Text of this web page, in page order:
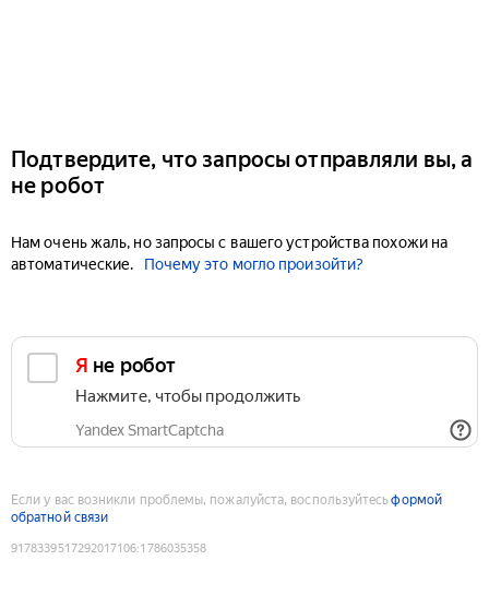
Подтвердите, что запросы отправляли вы, а
не робот
Нам очень жаль, но запросы с вашего устройства похожи на
автоматические.
Почему это могло произойти?
Я не робот
Нажмите, чтобы продолжить
Yandex SmartCaptcha
Если у вас возникли проблемы, пожалуйста, воспользуйтесьформой
обратной связи
9178339517292017106:1786035358